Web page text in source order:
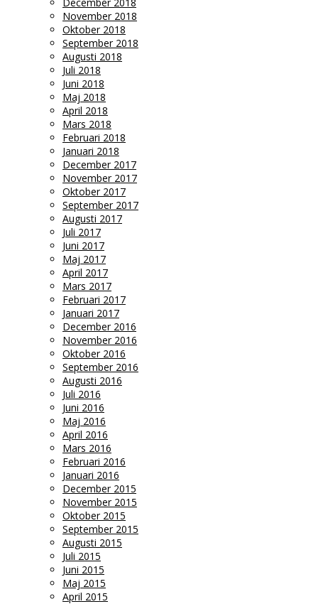
November 2018
Oktober 2018
September 2018
Augusti 2018
Juli 2018
Juni 2018
Maj 2018
April 2018
Mars 2018
Februari 2018
Januari 2018
December 2017
November 2017
Oktober 2017
September 2017
Augusti 2017
Juli 2017
Juni 2017
Maj 2017
April 2017
Mars 2017
Februari 2017
Januari 2017
December 2016
November 2016
Oktober 2016
September 2016
Augusti 2016
Juli 2016
Juni 2016
Maj 2016
April 2016
Mars 2016
Februari 2016
Januari 2016
December 2015
November 2015
Oktober 2015
September 2015
Augusti 2015
Juli 2015
Juni 2015
Maj 2015
April 2015